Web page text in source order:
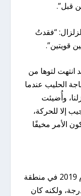
قبل”.
“فقدتُ
قويتين”.
انتهت لتوها من
الحليب عندما
وأُضيئت
إلا للحركة،
الأمر مخيفًا
وقع آخر زلزال كبير في خرونينغن عام 2019 في منطقة
وبلغت قوته أيضًا 3.4 درجة، ولكنه كان